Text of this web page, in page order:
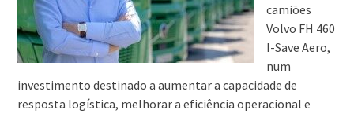
camiões
Volvo FH 460
I-Save Aero,
num
investimento destinado a aumentar a capacidade de
resposta logística, melhorar a eficiência operacional e